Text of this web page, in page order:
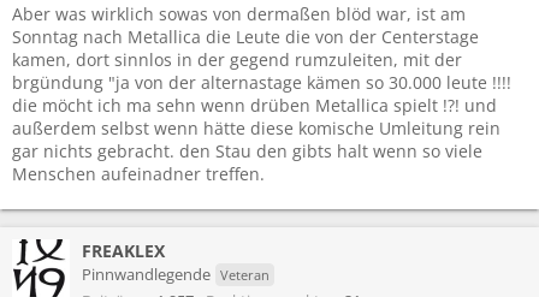
Aber was wirklich sowas von dermaßen blöd war, ist am
Sonntag nach Metallica die Leute die von der Centerstage
kamen, dort sinnlos in der gegend rumzuleiten, mit der
brgündung "ja von der alternastage kämen so 30.000 leute !!!!
die möcht ich ma sehn wenn drüben Metallica spielt !?! und
außerdem selbst wenn hätte diese komische Umleitung rein
gar nichts gebracht. den Stau den gibts halt wenn so viele
Menschen aufeinadner treffen.
FREAKLEX
Pinnwandlegende Veteran